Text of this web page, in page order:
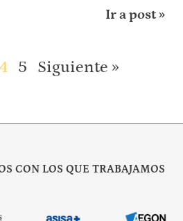
Ir a post »
4 5 Siguiente »
CON LOS QUE TRABAJAMOS